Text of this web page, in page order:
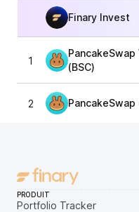
Finary Invest
1
PancakeSwap
(BSC)
2 PancakeSwap
PRODUIT
Portfolio Tracker